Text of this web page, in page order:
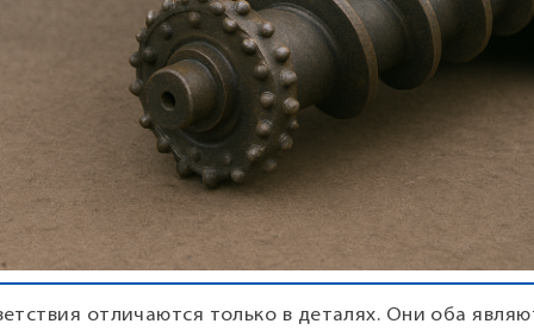
отличаются только в деталях. Они оба